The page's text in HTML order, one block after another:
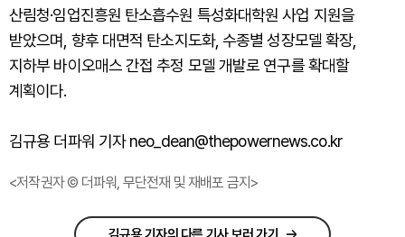
산림청·임업진흥원 탄소흡수원 특성화대학원 사업 지원을
받았으며, 향후 대면적 탄소지도화, 수종별 성장모델 확장,
지하부 바이오매스 간접 추정 모델 개발로 연구를 확대할
계획이다.
김규용 더파워 기자 neo_dean@thepowernews.co.kr
<저작권자 © 더파워, 무단전재 및 재배포 금지>